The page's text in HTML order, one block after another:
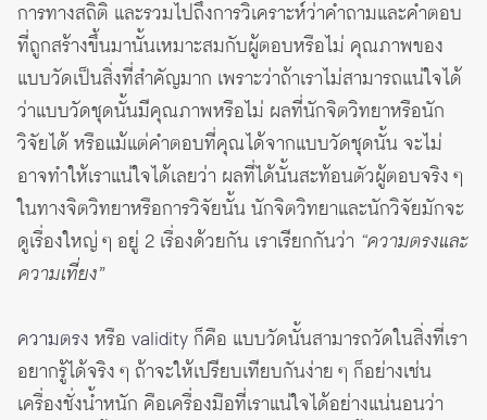
การทางสถิติ และรวมไปถึงการวิเคราะห์ว่าคำถามและคำตอบ
ที่ถูกสร้างขึ้นมานั้นเหมาะสมกับผู้ตอบหรือไม่ คุณภาพของ
แบบวัดเป็นสิ่งที่สำคัญมาก เพราะว่าถ้าเราไม่สามารถแน่ใจได้
ว่าแบบวัดชุดนั้นมีคุณภาพหรือไม่ ผลที่นักจิตวิทยาหรือนัก
วิจัยได้ หรือแม้แต่คำตอบที่คุณได้จากแบบวัดชุดนั้น จะไม่
อาจทำให้เราแน่ใจได้เลยว่า ผลที่ได้นั้นสะท้อนตัวผู้ตอบจริง ๆ
ในทางจิตวิทยาหรือการวิจัยนั้น นักจิตวิทยาและนักวิจัยมักจะ
ดูเรื่องใหญ่ ๆ อยู่ 2 เรื่องด้วยกัน เราเรียกกันว่า “ความตรงและ
ความเที่ยง”
ความตรง หรือ validityก็คือ แบบวัดนั้นสามารถวัดในสิ่งที่เรา
อยากรู้ได้จริง ๆ ถ้าจะให้เปรียบเทียบกันง่าย ๆ ก็อย่างเช่น
เครื่องชั่งน้ำหนัก คือเครื่องมือที่เราแน่ใจได้อย่างแน่นอนว่า